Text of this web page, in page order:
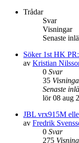
Trådar
Svar
Visningar
Senaste
Söker 1st HK
av Kristian
0 Svar
35
Senaste
lör 08 aug
JBL vrx915M
av Fredrik
0 Svar
275